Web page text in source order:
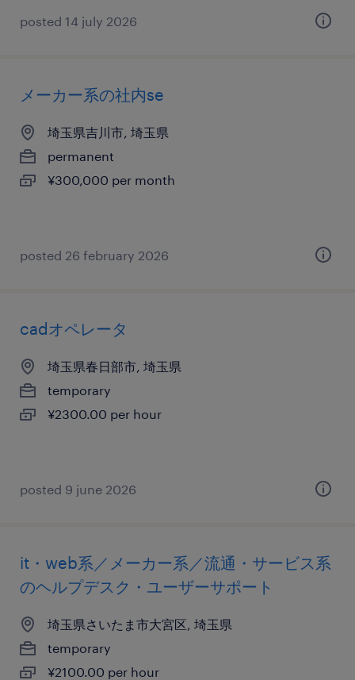
posted 14 july 2026
メーカー系の社内se
埼玉県吉川市, 埼玉県
permanent
¥300,000 per month
posted 26 february 2026
cadオペレータ
埼玉県春日部市, 埼玉県
temporary
¥2300.00 per hour
posted 9 june 2026
it・web系／メーカー系／流通・サービス系
のヘルプデスク・ユーザーサポート
埼玉県さいたま市大宮区, 埼玉県
temporary
¥2100.00 per hour